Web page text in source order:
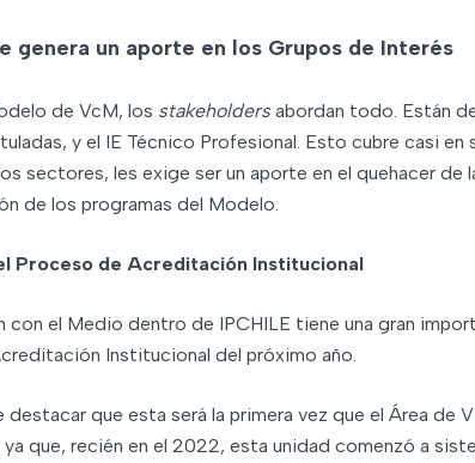
genera un aporte en los Grupos de Interés
de VcM, los stakeholdersabordan todo. Están
y el IE Técnico Profesional. Esto cubre casi
sectores, les exige ser un aporte en el quehacer
de los programas del Modelo.
Proceso de Acreditación Institucional
con el Medio dentro de IPCHILE tiene una gran
Institucional del próximo año.
destacar que esta será la primera vez que el Área
que, recién en el 2022, esta unidad comenzó a